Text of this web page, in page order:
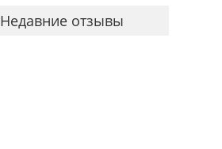
Недавние отзывы